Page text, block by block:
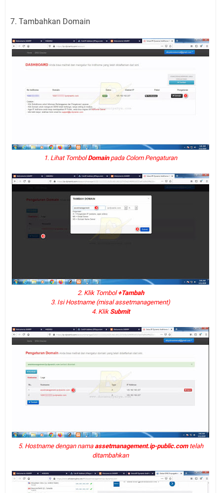
7. Tambahkan Domain
1. Lihat TombolDomainpada Colom Pengaturan
2. Klik Tombol+Tambah
3. Isi Hostname (misalassetmanagement)
4. Klik Submit
5. Hostname dengan namaassetmanagement.ip-public.comtelah
ditambahkan